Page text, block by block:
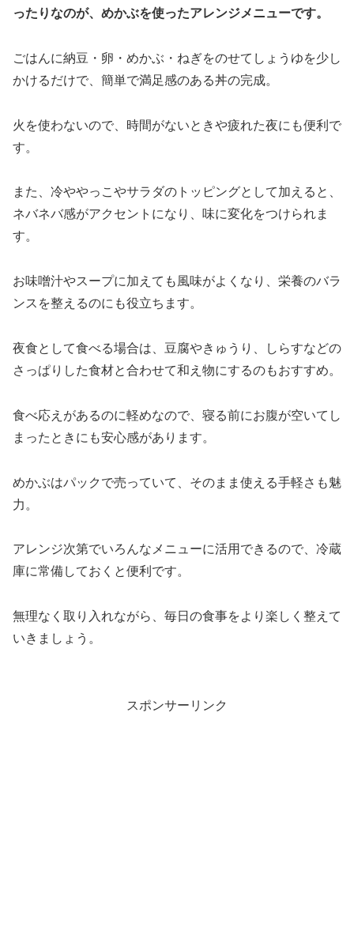
ったりなのが、めかぶを使ったアレンジメニューです。
ごはんに納豆・卵・めかぶ・ねぎをのせてしょうゆを少し
かけるだけで、簡単で満足感のある丼の完成。
火を使わないので、時間がないときや疲れた夜にも便利で
す。
また、冷ややっこやサラダのトッピングとして加えると、
ネバネバ感がアクセントになり、味に変化をつけられま
す。
お味噌汁やスープに加えても風味がよくなり、栄養のバラ
ンスを整えるのにも役立ちます。
夜食として食べる場合は、豆腐やきゅうり、しらすなどの
さっぱりした食材と合わせて和え物にするのもおすすめ。
食べ応えがあるのに軽めなので、寝る前にお腹が空いてし
まったときにも安心感があります。
めかぶはパックで売っていて、そのまま使える手軽さも魅
力。
アレンジ次第でいろんなメニューに活用できるので、冷蔵
庫に常備しておくと便利です。
無理なく取り入れながら、毎日の食事をより楽しく整えて
いきましょう。
スポンサーリンク